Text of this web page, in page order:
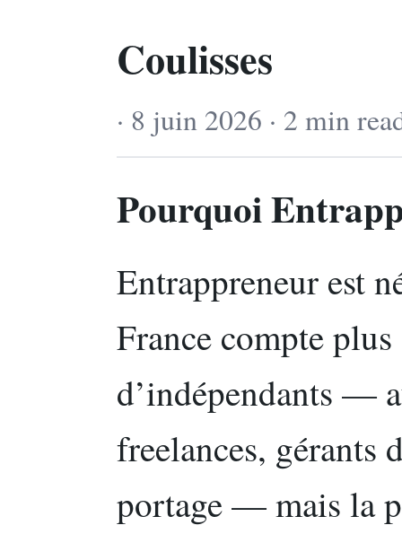
Coulisses
· 8 juin 2026 · 2 min
Pourquoi
Entrappreneur est
France compte
d’indépendants —
freelances, gérants
portage — mais la